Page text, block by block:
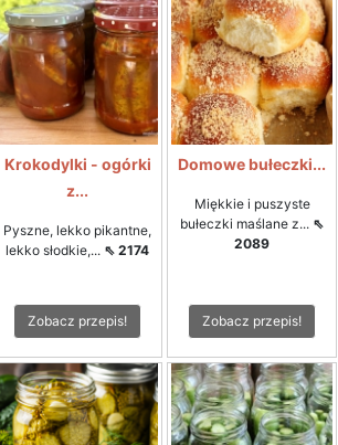
Krokodylki - ogórki
z...
Pyszne, lekko pikantne,
lekko słodkie,... ⇖ 2174
Zobacz przepis!
Domowe bułeczki...
Miękkie i puszyste
bułeczki maślane z... ⇖
2089
Zobacz przepis!